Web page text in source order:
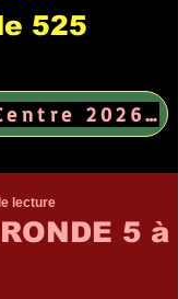
525
Tournoi du Centre 2026 →
5 à
lecture